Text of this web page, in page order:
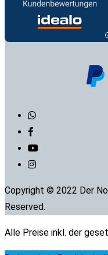
Copyright © 2022 Der
Reserved.
Alle Preise inkl. der